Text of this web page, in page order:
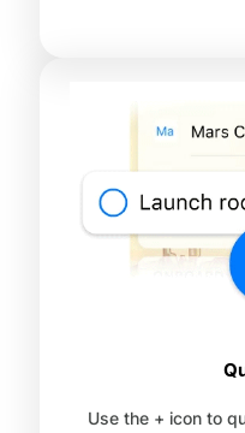
Use the + icon to